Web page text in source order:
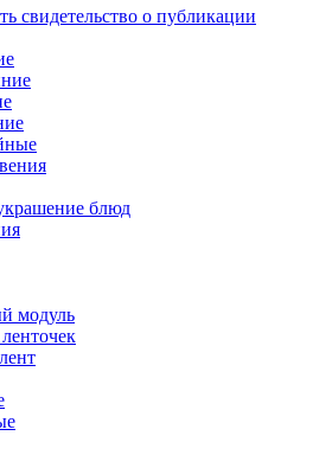
свидетельство о публикации
блюд
модуль